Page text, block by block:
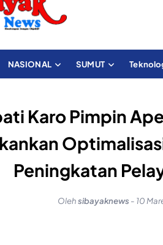
NASIONAL SUMUT
Karo Pimpin
Peningkatan
Olehsibayaknews - 10